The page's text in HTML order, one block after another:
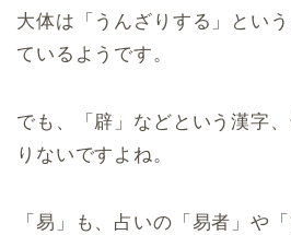
大体は「うんざりする」とい
ているようです。
でも、「辟」などという漢字
りないですよね。
「易」も、占いの「易者」や